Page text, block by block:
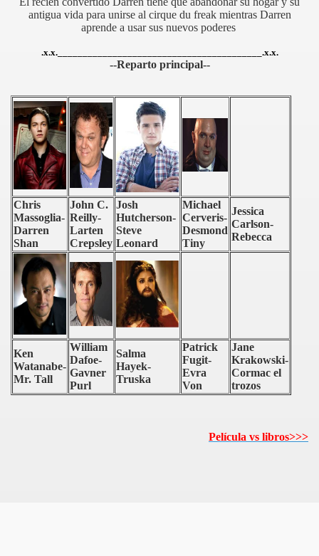
antigua vida para unirse al cirque du freak mientras Darren
aprende a usar sus nuevos poderes
.x.x._________________________________________.x.x.
--Reparto principal--
Chris
Massoglia-
Darren
Shan
John C.
Reilly-
Larten
Crepsley
Josh
Hutcherson-
Steve
Leonard
Michael
Cerveris-
Desmond
Tiny
Jessica
Carlson-
Rebecca
Ken
Watanabe-
Mr. Tall
William
Dafoe-
Gavner
Purl
Salma
Hayek-
Truska
Patrick
Fugit-
Evra
Von
Jane
Krakowski-
Cormac el
trozos
Película vs libros>>>